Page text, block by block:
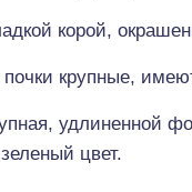
корой,
крупные,
удлиненной
цвет.